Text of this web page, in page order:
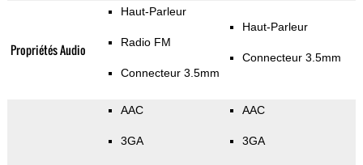
Propriétés Audio
Haut-Parleur
Radio FM
Connecteur 3.5mm
Haut-Parleur
Connecteur 3.5mm
AAC
3GA
AAC
3GA